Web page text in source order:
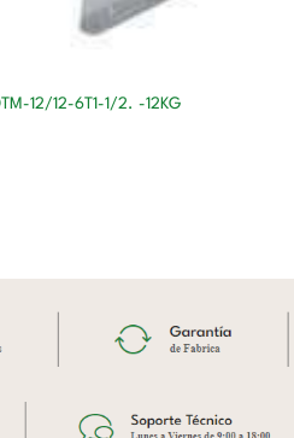
12/12-6T1-1/2. -12KG